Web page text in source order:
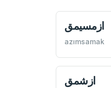
ازمسيمق
azımsamak
ازشمق